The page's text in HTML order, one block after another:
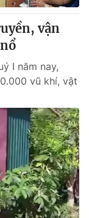
vận
I năm nay,
vũ khí, vật